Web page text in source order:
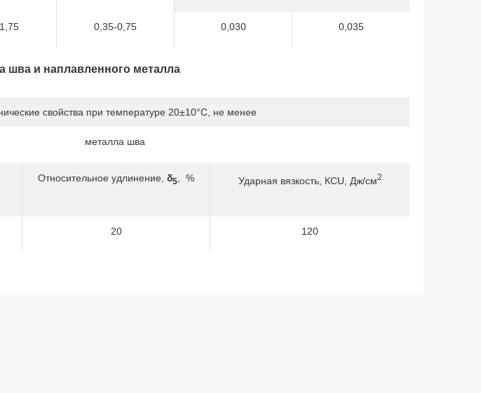
0,35-0,75 0,030 0,035
шва и наплавленного металла
свойства при температуре 20±10°С, не менее
металла шва
Относительное удлинение, δ5 , % Ударная вязкость, КСU, Дж/см2
20 120